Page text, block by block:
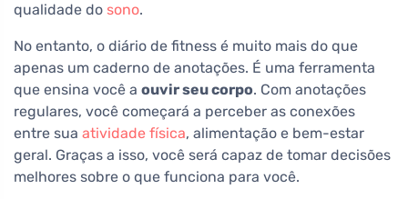
qualidade do sono.
No entanto, o diário de fitness é muito mais do que
apenas um caderno de anotações. É uma ferramenta
que ensina você a ouvir seu corpo. Com anotações
regulares, você começará a perceber as conexões
entre sua atividade física, alimentação e bem-estar
geral. Graças a isso, você será capaz de tomar decisões
melhores sobre o que funciona para você.